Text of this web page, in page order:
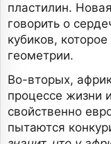
пластилин.
говорить о
кубиков,
геометрии.
Во-вторых,
процессе жизни
свойственно
пытаются